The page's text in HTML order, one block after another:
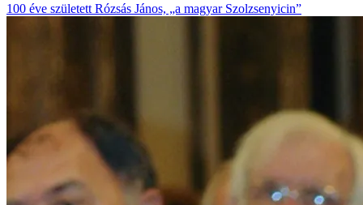
100 éve született Rózsás János, „a magyar Szolzsenyicin”